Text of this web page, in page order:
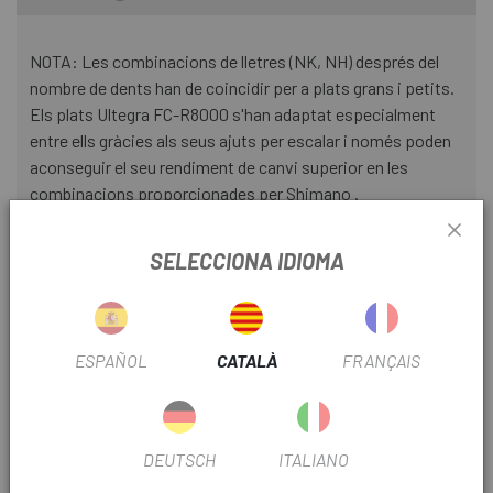
NOTA: Les combinacions de lletres (NK, NH) després del
nombre de dents han de coincidir per a plats grans i petits.
Els plats Ultegra FC-R8000 s'han adaptat especialment
entre ells gràcies als seus ajuts per escalar i només poden
aconseguir el seu rendiment de canvi superior en les
combinacions proporcionades per Shimano .
Material: alumini
diàmetre del cercle de perns: 110 mm asimètric
Fixació: aranya de 4 braços asimètrica
Nombre de dents (índex de combinabilitat): 34 (NK), 36 (NH)
SELECCIONA IDIOMA
ESPAÑOL CATALÀ FRANÇAIS
DEUTSCH ITALIANO